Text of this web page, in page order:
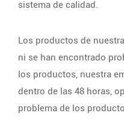
sistema de calidad.
Los productos de
ni se han encontrado
los productos, nuestra
dentro de las 48 horas,
problema de los